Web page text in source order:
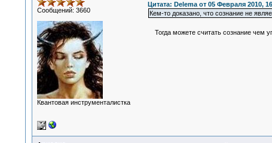
Сообщений: 3660
Квантовая инструменталистка
Цитата: Delema от 05 Февраля 2010,
Кем-то доказано, что сознание не
Тогда можете считать сознание чем